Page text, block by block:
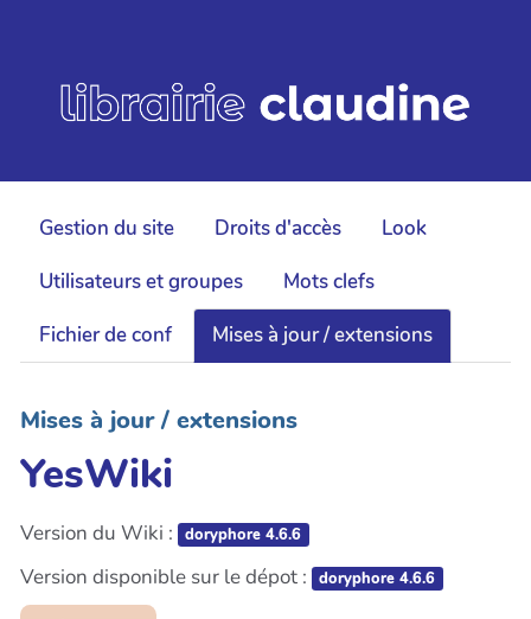
Gestion du site Droits d'accès
Look
Utilisateurs et groupes
Mots clefs
Fichier de conf
Mises à jour / extensions
Mises à jour / extensions
YesWiki
Version du Wiki : doryphore 4.6.6
Version disponible sur le dépot : doryphore 4.6.6